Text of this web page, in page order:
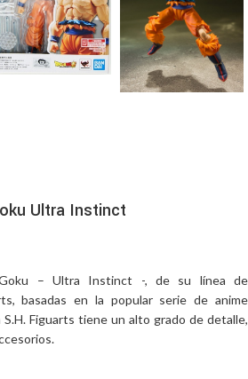
Ultra Instinct
– Ultra Instinct -, de su línea de
basadas en la popular serie de anime
S.H. Figuarts tiene un alto grado de detalle,